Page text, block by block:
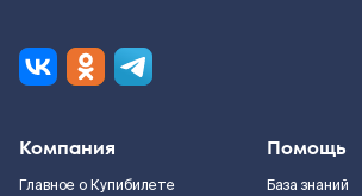
Компания
Главное о Купибилете
Помощь
База знаний